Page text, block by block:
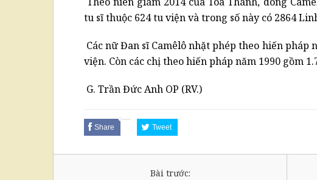
tu sĩ thuộc 624 tu viện và trong số này có 2864
Các nữ Đan sĩ Camêlô nhặt phép theo hiến pháp
viện. Còn các chị theo hiến pháp năm 1990 gồm
G. Trần Đức Anh OP (RV.)
Share Tweet
Bài trước: